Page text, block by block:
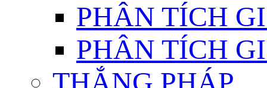
PHÂN TÍCH
PHÂN TÍCH